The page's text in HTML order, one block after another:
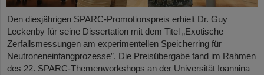
Den diesjährigen SPARC-Promotionspreis erhielt Dr. Guy
Leckenby für seine Dissertation mit dem Titel „Exotische
Zerfallsmessungen am experimentellen Speicherring für
Neutroneneinfangprozesse”. Die Preisübergabe fand im Rahmen
des 22. SPARC-Themenworkshops an der Universität Ioannina